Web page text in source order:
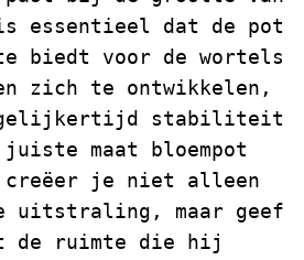
essentieel dat de pot
biedt voor de wortels
zich te ontwikkelen,
stabiliteit
maat bloempot
je niet alleen
uitstraling, maar geef
de ruimte die hij